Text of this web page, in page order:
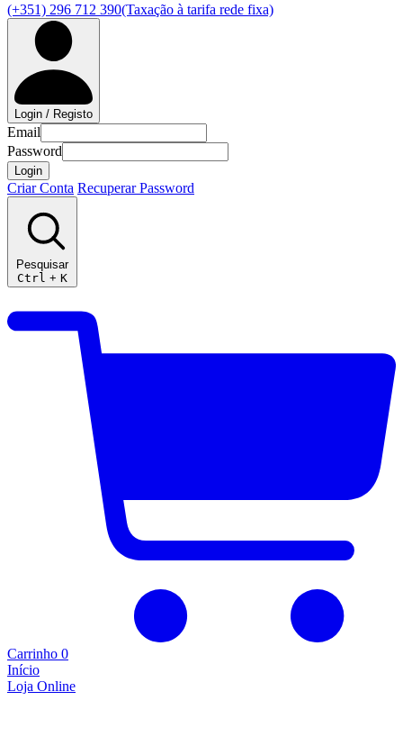
(+351) 296 712 390(Taxação à tarifa rede fixa)
Login / Registo
Email
Password
Login
Criar Conta Recuperar Password
Pesquisar
Ctrl + K
Carrinho 0
Início
Loja Online